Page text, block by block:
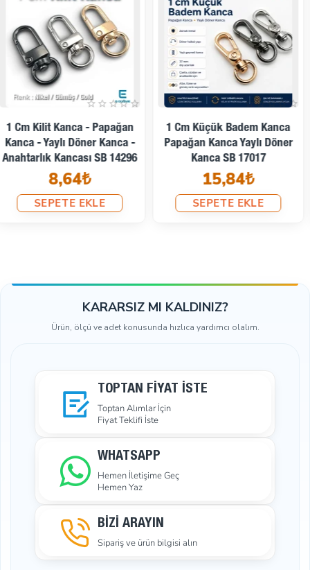
1,25 Cm Badem Kanca -
Papağan Kanca - Yaylı Döner
Telli Kanca A 513
4,75₺
SEPETE EKLE
1,5 Cm Badem Kanca -
Papağan Kanca - Yaylı Döner
Kanca A 530
9,50₺
SEPETE EKLE
KARARSIZ MI KALDINIZ?
Ürün, ölçü ve adet konusunda hızlıca yardımcı olalım.
TOPTAN FIYAT İSTE
Toptan Alımlar İçin
Fiyat Teklifi İste
WHATSAPP
Hemen İletişime Geç
Hemen Yaz
BİZİ ARAYIN
Sipariş ve ürün bilgisi alın